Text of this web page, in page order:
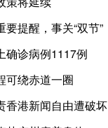
提醒，事关“双节”
确诊病例1117例
可绕赤道一圈
香港新闻自由遭破坏